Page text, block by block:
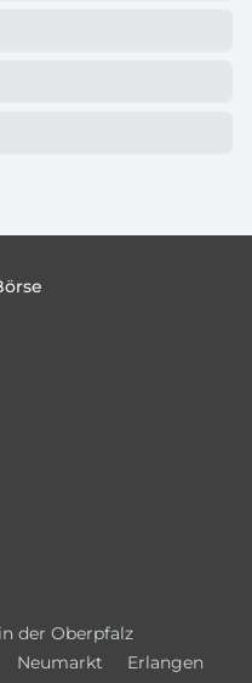
der Oberpfalz
Neumarkt
Erlangen